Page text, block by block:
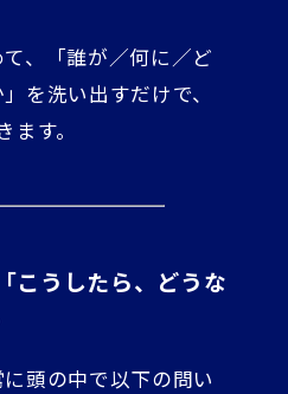
、「誰が／何に／ど
を洗い出すだけで、
す。
うしたら、どうな
頭の中で以下の問い